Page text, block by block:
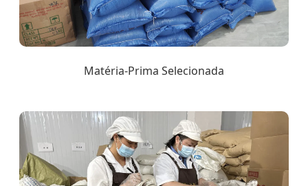
Matéria-Prima Selecionada